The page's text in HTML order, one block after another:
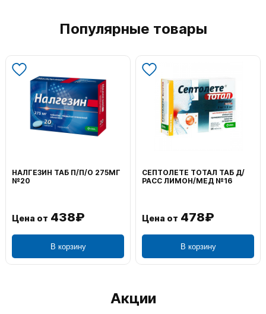
Популярные товары
НАЛГЕЗИН ТАБ П/П/О 275МГ
№20
Цена от 438₽
В корзину
СЕПТОЛЕТЕ ТОТАЛ ТАБ Д/
РАСС ЛИМОН/МЕД №16
Цена от 478₽
В корзину
Акции